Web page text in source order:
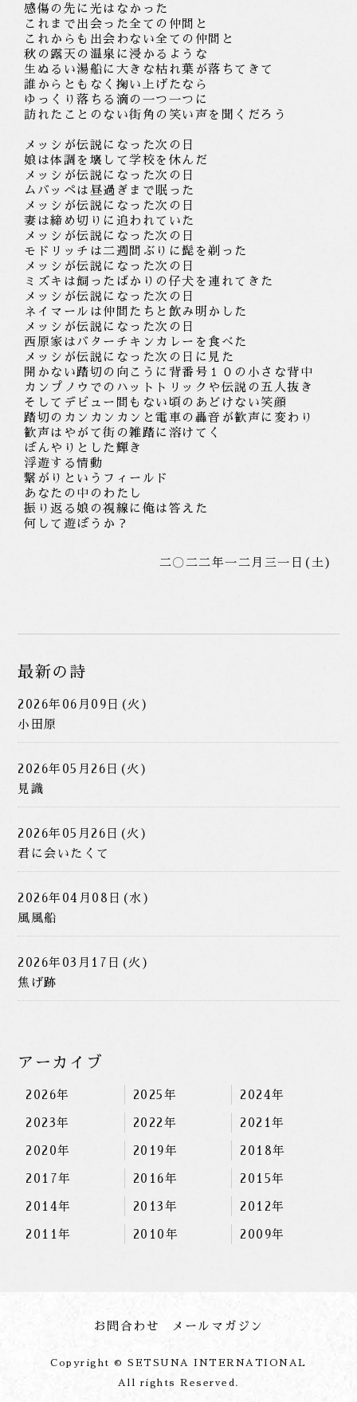
感傷の先に光はなかった
これまで出会った全ての仲間と
これ からも 出会わな い 全ての仲間と
秋の露天の温泉に浸かるような
生ぬるい湯船に大きな枯れ葉が落ちてきて
誰からともなく掬い上げたなら
ゆっくり落ちる滴の一つ一つに
訪れたことのない街角の笑い声を聞くだろう
メッシが伝説になった次の日
娘 は体調を壊して学校を休んだ
メッシが伝説になった次の日
ムバッペは昼過ぎまで眠った
メッシが伝説になった次の日
妻は締め切りに追われていた
メッシが伝説になった次の日
モドリッチは二週間ぶりに髭を剃った
メッシが伝説になった次の日
ミズキは飼ったばかりの仔犬を連れてきた
メッシが伝説になった次の日
ネイマールは仲間たちと飲み明かした
メッシが伝説になった次の日
西原家はバターチキンカレーを食べた
メッシが伝説になった次の日 に見た
開かない踏切の 向こうに背番号１０の小さな背中
カンプノウでのハットトリックや伝説の五人抜き
そしてデビュー間もない頃のあどけない笑顔
踏切のカンカンカンと電車の轟音が歓声に変わり
歓声はやがて街の雑踏に溶けてく
ぼんやりとした輝き
浮遊する情動
繋がりというフィールド
あなたの中のわたし
振り返る娘の視線に俺は答えた
何して遊ぼうか？
二〇二二年一二月三一日(土)
最新の詩
2026年06月09日(火)
小田原
2026年05月26日(火)
見識
2026年05月26日(火)
君に会いたくて
2026年04月08日(水)
風風船
2026年03月17日(火)
焦げ跡
アーカイブ
2026年 2025年 2024年
2023年 2022年 2021年
2020年 2019年 2018年
2017年 2016年 2015年
2014年 2013年 2012年
2011年 2010年 2009年
お問合わせ メールマガジン
Copyright © SETSUNA INTERNATIONAL
All rights Reserved.